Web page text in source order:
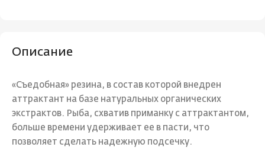
Описание
«Съедобная» резина, в состав которой внедрен
аттрактант на базе натуральных органических
экстрактов. Рыба, схватив приманку с аттрактантом,
больше времени удерживает ее в пасти, что
позволяет сделать надежную подсечку.